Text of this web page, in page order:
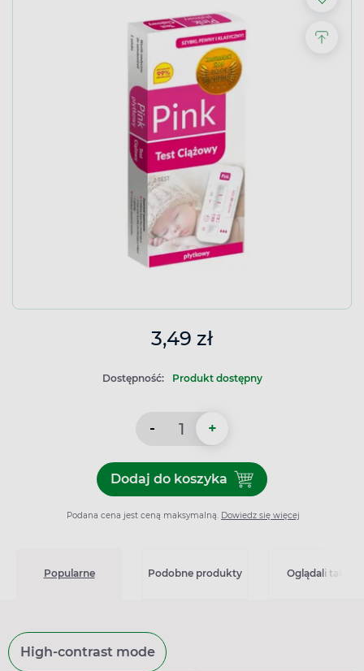
3,49 zł
Dostępność: Produkt dostępny
- +
Dodaj do koszykaDodaj do koszyka Pink
Podana cena jest ceną maksymalną. Dowiedz się więcej
Popularne Podobne produkty Oglądali także
High-contrast mode